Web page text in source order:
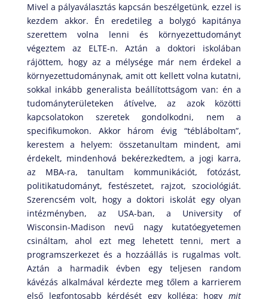
Mivel a pályaválasztás kapcsán beszélgetünk, ezzel is
kezdem akkor. Én eredetileg a bolygó kapitánya
szerettem volna lenni és környezettudományt
végeztem az ELTE-n. Aztán a doktori iskolában
rájöttem, hogy az a mélysége már nem érdekel a
környezettudománynak, amit ott kellett volna kutatni,
sokkal inkább generalista beállítottságom van: én a
tudományterületeken átívelve, az azok közötti
kapcsolatokon szeretek gondolkodni, nem a
specifikumokon. Akkor három évig “tébláboltam”,
kerestem a helyem: összetanultam mindent, ami
érdekelt, mindenhová bekérezkedtem, a jogi karra,
az MBA-ra, tanultam kommunikációt, fotózást,
politikatudományt, festészetet, rajzot, szociológiát.
Szerencsém volt, hogy a doktori iskolát egy olyan
intézményben, az USA-ban, a University of
Wisconsin-Madison nevű nagy kutatóegyetemen
csináltam, ahol ezt meg lehetett tenni, mert a
programszerkezet és a hozzáállás is rugalmas volt.
Aztán a harmadik évben egy teljesen random
kávézás alkalmával kérdezte meg tőlem a karrierem
első legfontosabb kérdését egy kolléga: hogymit